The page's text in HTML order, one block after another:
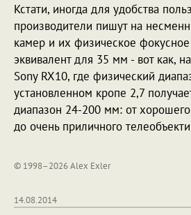
Кстати, иногда для удобства
производители пишут на
камер и их физическое фокусное
эквивалент для 35 мм - вот как,
Sony RX10, где физический
установленном кропе 2,7
диапазон 24-200 мм: от
до очень приличного
© 1998–2026 Alex Exler
14.08.2014